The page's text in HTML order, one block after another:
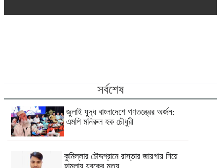
সর্বশেষ
জুলাই যুদ্ধ বাংলাদেশে গণতন্ত্রের অর্জন:
এমপি মনিরুল হক চৌধুরী
কুমিল্লার চৌদ্দগ্রামে রাস্তার জায়গায় নিয়ে
হামলায় যুবকের মৃত্যু